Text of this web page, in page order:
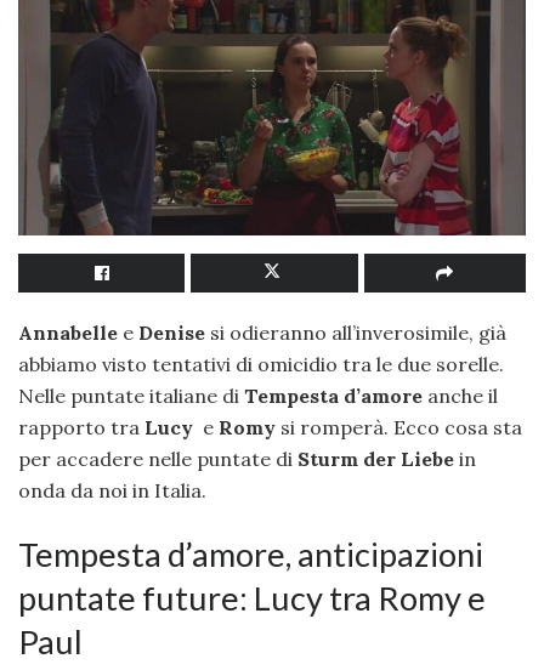
Annabelle e Denise si odieranno all’inverosimile, già
abbiamo visto tentativi di omicidio tra le due sorelle.
Nelle puntate italiane di Tempesta d’amore anche il
rapporto tra Lucy e Romy si romperà. Ecco cosa sta
per accadere nelle puntate di Sturm der Liebe in
onda da noi in Italia.
Tempesta d’amore, anticipazioni
puntate future: Lucy tra Romy e
Paul